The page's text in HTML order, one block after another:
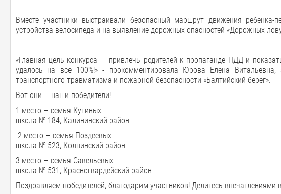
Вместе участники выстраивали безопасный маршрут движения
устройства велосипеда и на выявление дорожных опасностей «Дорожных
«Главная цель конкурса — привлечь родителей к пропаганде ПДД и
удалось на все 100%!» - прокомментировала Юрова Елена
транспортного травматизма и пожарной безопасности «Балтийский берег».
Вот они — наши победители!
1 место — семья Кутиных
школа № 184, Калининский район
2 место — семья Поздеевых
школа № 523, Колпинский район
3 место — семья Савельевых
школа № 531, Красногвардейский район
Поздравляем победителей, благодарим участников! Делитесь впечатлениями